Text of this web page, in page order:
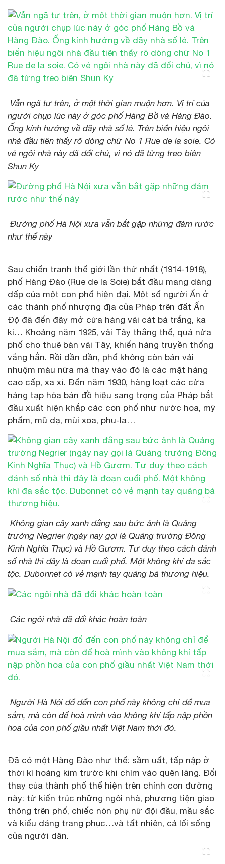
Vẫn ngã tư trên, ở một thời gian muộn hơn. Vị trí của
người chụp lúc này ở góc phố Hàng Bồ và Hàng Đào.
Ống kính hướng về dãy nhà số lẻ. Trên biển hiệu ngôi
nhà đầu tiên thấy rõ dòng chữ No 1 Rue de la soie. Có
vẻ ngôi nhà này đã đổi chủ, vì nó đã từng treo biên
Shun Ky
Đường phố Hà Nội xưa vẫn bắt gặp những đám rước
như thế này
Sau chiến tranh thế giới lần thứ nhất (1914-1918),
phố Hàng Đào (Rue de la Soie) bắt đầu mang dáng
dấp của một con phố hiện đại. Một số người Ấn ở
các thành phố nhượng địa của Pháp trên đất Ấn
Độ đã đến đây mở cửa hàng vải cát bá trắng, ka
ki… Khoảng năm 1925, vải Tây thắng thế, quá nửa
phố cho thuê bán vải Tây, khiến hàng truyền thống
vắng hẳn. Rồi dần dần, phố không còn bán vải
nhuộm màu nữa mà thay vào đó là các mặt hàng
cao cấp, xa xỉ. Đến năm 1930, hàng loạt các cửa
hàng tạp hóa bán đồ hiệu sang trọng của Pháp bắt
đầu xuất hiện khắp các con phố như nước hoa, mỹ
phẩm, mũ dạ, mùi xoa, phu-la…
Không gian cây xanh đằng sau bức ảnh là Quảng
trường Negrier (ngày nay gọi là Quảng trường Đông
Kinh Nghĩa Thục) và Hồ Gươm. Tư duy theo cách đánh
số nhà thì đây là đoạn cuối phố. Một không khí đa sắc
tộc. Dubonnet có vẻ mạnh tay quảng bá thương hiệu.
Các ngôi nhà đã đổi khác hoàn toàn
Người Hà Nội đổ đến con phố này không chỉ để mua
sắm, mà còn để hoà mình vào không khí tấp nập phồn
hoa của con phố giầu nhất Việt Nam thời đó.
Đã có một Hàng Đào như thế: sầm uất, tấp nập ở
thời kì hoàng kim trước khi chìm vào quên lãng. Đổi
thay của thành phố thể hiện trên chính con đường
này: từ kiến trúc những ngôi nhà, phương tiện giao
thông trên phố, chiếc nón phụ nữ đội đầu, mầu sắc
và kiểu dáng trang phục…và tất nhiên, cả lối sống
của người dân.